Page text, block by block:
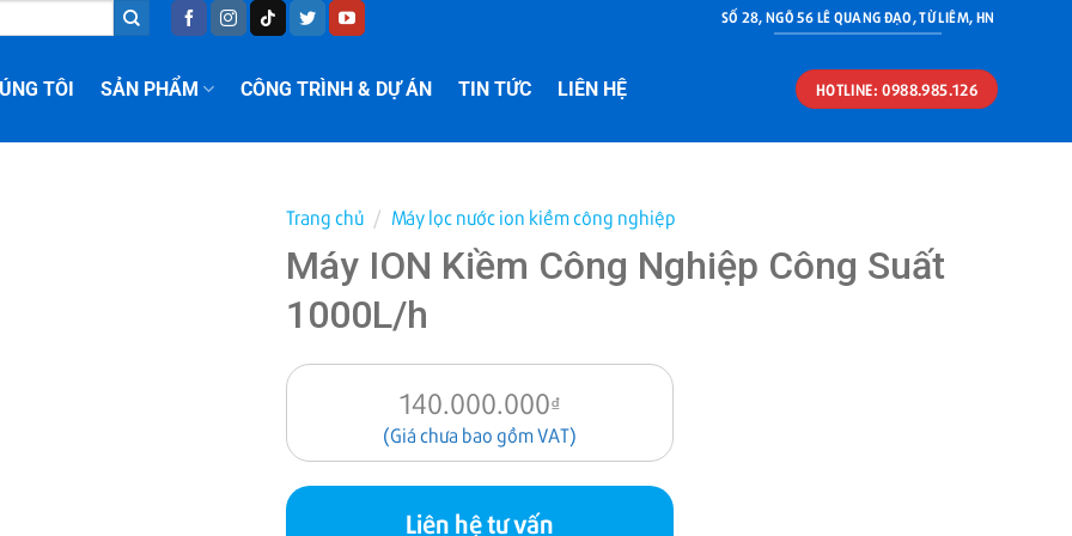
SỐ 28, NGÕ 56 LÊ QUANG ĐẠO, TỪ LIÊM, HN
TÔI SẢN PHẨM CÔNG TRÌNH & DỰ ÁN TIN TỨC LIÊN HỆ HOTLINE: 0988.985.126
Trang chủ / Máy lọc nước ion kiềm công nghiệp
Máy ION Kiềm Công Nghiệp Công Suất
1000L/h
140.000.000₫
(Giá chưa bao gồm VAT)
Liên hệ tư vấn